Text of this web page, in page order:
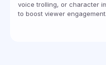
voice trolling, or character
to boost viewer engagement.